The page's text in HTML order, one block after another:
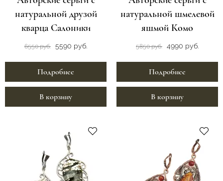
натуральной друзой
кварца Салоники
6550 руб. 5590 руб.
Подробнее
В корзину
натуральной шмелевой
яшмой Комо
5850 руб. 4990 руб.
Подробнее
В корзину